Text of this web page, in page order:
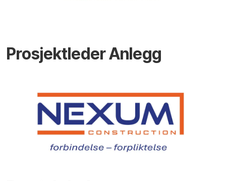
Prosjektleder Anlegg